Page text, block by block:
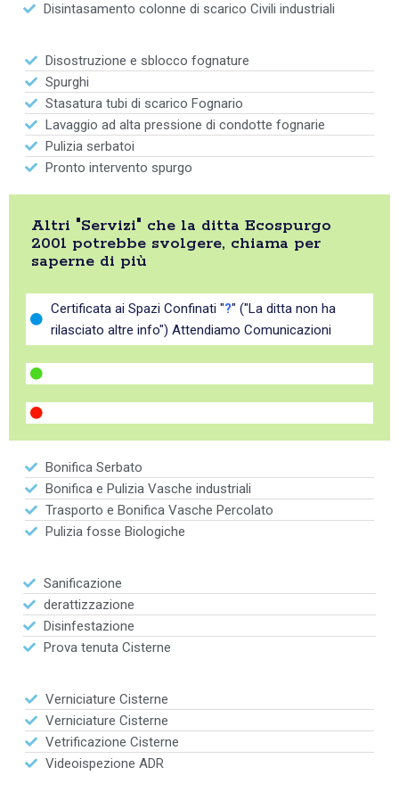
Disintasamento colonne di scarico Civili industriali
Disostruzione e sblocco fognature
Spurghi
Stasatura tubi di scarico Fognario
Lavaggio ad alta pressione di condotte fognarie
Pulizia serbatoi
Pronto intervento spurgo
Altri "Servizi" che la ditta Ecospurgo
2001 potrebbe svolgere, chiama per
saperne di più
Certificata ai Spazi Confinati "?" ("La ditta non ha
rilasciato altre info") Attendiamo Comunicazioni
Bonifica Serbato
Bonifica e Pulizia Vasche industriali
Trasporto e Bonifica Vasche Percolato
Pulizia fosse Biologiche
Sanificazione
derattizzazione
Disinfestazione
Prova tenuta Cisterne
Verniciature Cisterne
Verniciature Cisterne
Vetrificazione Cisterne
Videoispezione ADR